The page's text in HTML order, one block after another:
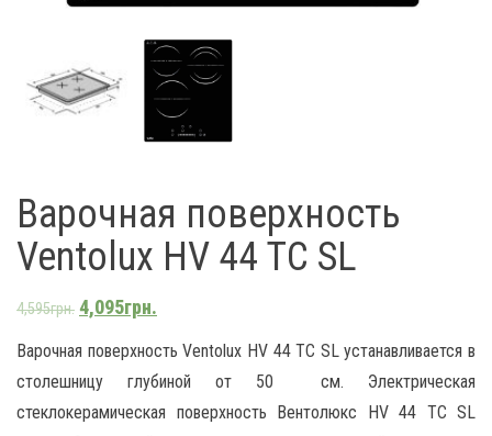
Варочная поверхность
Ventolux HV 44 TC SL
4,595грн. 4,095грн.
Варочная поверхность Ventolux HV 44 TC SL устанавливается в
столешницу глубиной от 50 см. Электрическая
стеклокерамическая поверхность Вентолюкс HV 44 TC SL